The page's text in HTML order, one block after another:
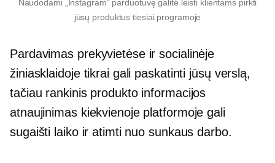
Naudodami „Instagram“ parduotuvę galite leisti klientams pirkti
jūsų produktus tiesiai programoje
Pardavimas prekyvietėse ir socialinėje
žiniasklaidoje tikrai gali paskatinti jūsų verslą,
tačiau rankinis produkto informacijos
atnaujinimas kiekvienoje platformoje gali
sugaišti laiko ir atimti nuo sunkaus darbo.